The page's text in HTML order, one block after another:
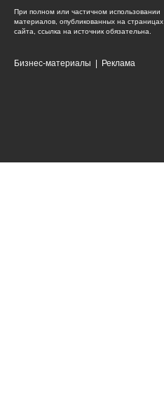
При полном или частичном использовании
материалов, опубликованных на страницах
сайта, ссылка на источник обязательна.
Бизнес-материалы Реклама